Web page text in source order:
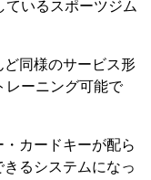
ているスポーツジム
同様のサービス形
レーニング可能で
カードキーが配ら
るシステムになっ